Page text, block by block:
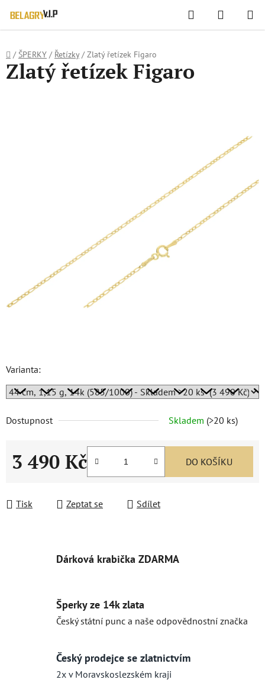
WIDGET HODNOCENÍ OBCHODU
Přejít
na
Hledat
KOŠÍK
Domů
/ ŠPERKY / Řetízky / Zlatý řetízek Figaro
Varianta:
Dostupnost Skladem (>20 ks)
3 490 Kč DO KOŠÍKU
Tisk Zeptat se Sdílet
Zlatý řetízek Figaro
Dárková krabička ZDARMA
Šperky ze 14k zlata
Český státní punc a naše odpovědnostní značka
Český prodejce se zlatnictvím
2x v Moravskoslezském kraji